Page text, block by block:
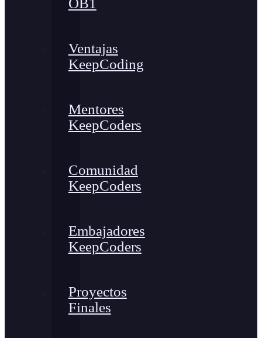
OB1
Ventajas
KeepCoding
Mentores
KeepCoders
Comunidad
KeepCoders
Embajadores
KeepCoders
Proyectos
Finales